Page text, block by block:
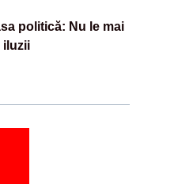
politică: Nu le mai
iluzii